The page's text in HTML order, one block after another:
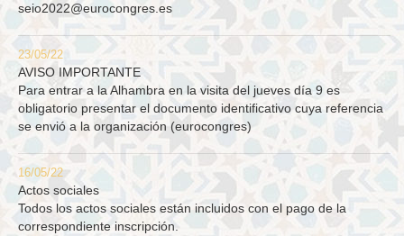
seio2022@eurocongres.es
23/05/22
AVISO IMPORTANTE
Para entrar a la Alhambra en la visita del jueves día 9 es
obligatorio presentar el documento identificativo cuya referencia
se envió a la organización (eurocongres)
16/05/22
Actos sociales
Todos los actos sociales están incluidos con el pago de la
correspondiente inscripción.